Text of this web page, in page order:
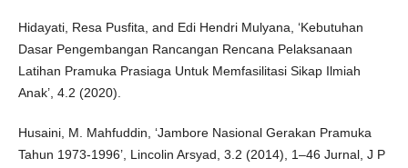
Hidayati, Resa Pusfita, and Edi Hendri Mulyana, ‘Kebutuhan
Dasar Pengembangan Rancangan Rencana Pelaksanaan
Latihan Pramuka Prasiaga Untuk Memfasilitasi Sikap Ilmiah
Anak’, 4.2 (2020).
Husaini, M. Mahfuddin, ‘Jambore Nasional Gerakan Pramuka
Tahun 1973-1996’, Lincolin Arsyad, 3.2 (2014), 1–46 Jurnal, J P